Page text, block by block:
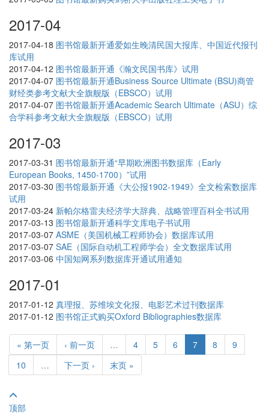
2017-04
2017-04-18 图书馆最新开通爱如生晚清民国大报库、中国近代报刊
库试用
2017-04-12 图书馆最新开通《瀚文民国书库》试用
2017-04-07 图书馆最新开通Business Source Ultimate (BSU)商管
财经类参考文献大全旗舰版（EBSCO）试用
2017-04-07 图书馆最新开通Academic Search Ultimate（ASU）综
合学科参考文献大全旗舰版（EBSCO）试用
2017-03
2017-03-31 图书馆最新开通“早期欧洲图书数据库（Early
European Books, 1450-1700）”试用
2017-03-30 图书馆最新开通《大公报1902-1949》全文检索数据库
试用
2017-03-24 新帕尔格雷夫经济学大辞典、战略管理百科全书试用
2017-03-13 图书馆最新开通科学文库电子书试用
2017-03-07 ASME（美国机械工程师协会）数据库试用
2017-03-07 SAE（国际自动机工程师学会）全文数据库试用
2017-03-06 中国知网系列数据库开通试用通知
2017-01
2017-01-12 真理报、苏维埃文化报、电影艺术过刊数据库
2017-01-12 图书馆正式购买Oxford Bibliographies数据库
« 第一页 ‹ 前一页 … 4 5 6 7 8
9
10
… 下一页 › 末页 »
顶部